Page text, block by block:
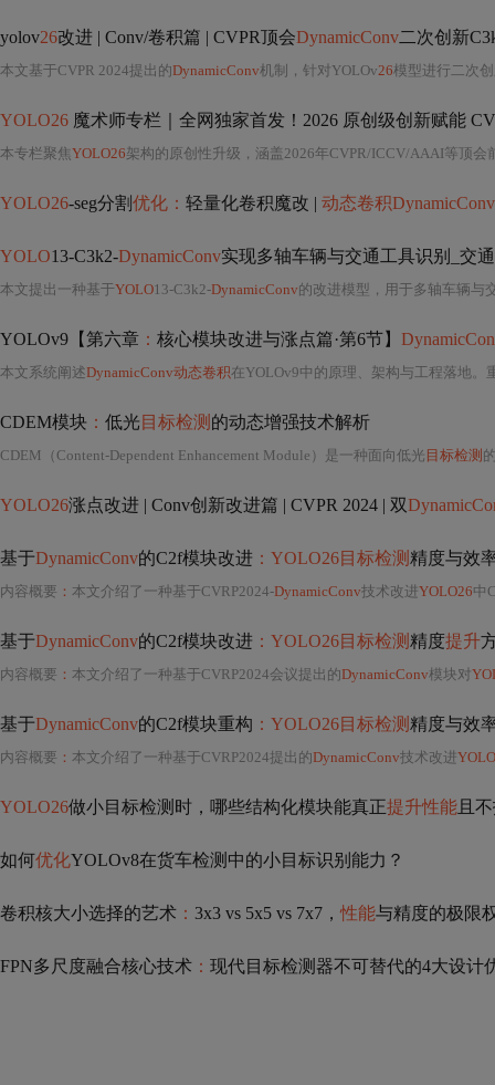
yolov26改进 | Conv/卷积篇 | CVPR顶会DynamicConv二次创新
本文基于CVPR 2024提出的DynamicConv机制，针对YOLOv26模型进行二次创
YOLO26 魔术师专栏｜全网独家首发！2026 原创级创新赋能
本专栏聚焦YOLO26架构的原创性升级，涵盖2026年CVPR/ICCV/AAAI等顶会前沿成果，系统性整合注意力机制3.0、风车形卷积PConv、频域
YOLO26-seg分割优化： 轻量化卷积魔改 | 动态卷积DynamicConv
YOLO13-C3k2-DynamicConv实现多轴车辆与交通工具识别_交
本文提出一种基于YOLO13-C3k2-DynamicConv的改进模型，用于多轴车辆与交通工具
YOLOv9【第六章 ： 核心模块改进与涨点篇·第6节】
本文系统阐述DynamicConv动态卷积在YOLOv9中的原理、架构与工程落地。重点解析其通过输
CDEM模块 ： 低光 目标检测 的动态增强技术解析
CDEM（Content-Dependent Enhancement Module）是一种面向低光 目标检测
YOLO26涨点改进 | Conv创新改进篇 | CVPR 2024 | 双
基于DynamicConv的C2f模块改进 ：YOLO26目标检测 精度与效
内容概要 ： 本文介绍了一种基于CVRP2024-DynamicConv技术改进YOLO26中
基于DynamicConv的C2f模块改进 ：YOLO26目标检测 精度提升
内容概要 ： 本文介绍了一种基于CVRP2024会议提出的DynamicConv模块对
基于DynamicConv的C2f模块重构 ：YOLO26目标检测 精度与效
内容概要 ： 本文介绍了一种基于CVRP2024提出的DynamicConv技术改进
YOLO26做小目标检测时，哪些结构化模块能真正提升性能 且
如何优化YOLOv8在货车检测中的小目标识别能力？
卷积核大小选择的艺术 ： 3x3 vs 5x5 vs 7x7，性能与精度的极限
FPN多尺度融合核心技术 ： 现代目标检测器不可替代的4大设计